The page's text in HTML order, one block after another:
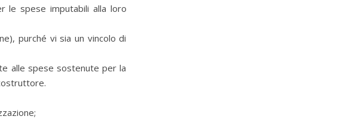
le spese imputabili alla loro
purché vi sia un vincolo di
alle spese sostenute per la